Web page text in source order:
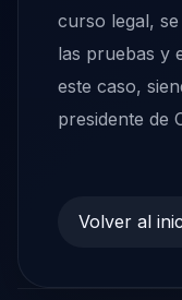
curso legal,
las pruebas y
este caso,
presidente de
Volver al